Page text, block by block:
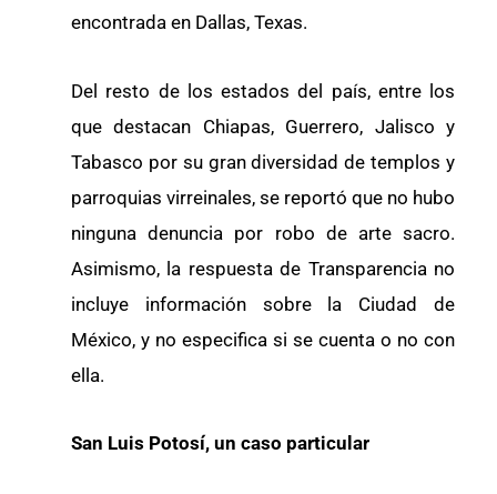
encontrada en Dallas, Texas.
Del resto de los estados del país, entre los
que destacan Chiapas, Guerrero, Jalisco y
Tabasco por su gran diversidad de templos y
parroquias virreinales, se reportó que no hubo
ninguna denuncia por robo de arte sacro.
Asimismo, la respuesta de Transparencia no
incluye información sobre la Ciudad de
México, y no especifica si se cuenta o no con
ella.
San Luis Potosí, un caso particular